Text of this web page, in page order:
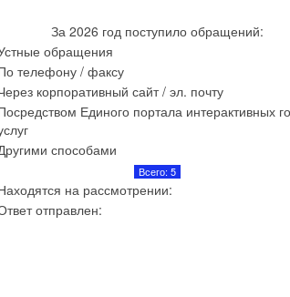
За 2026 год поступило обращений:
обращения
телефону / факсу
корпоративный сайт / эл. почту
Единого портала интерактивных
способами
Всего: 5
на рассмотрении:
отправлен: